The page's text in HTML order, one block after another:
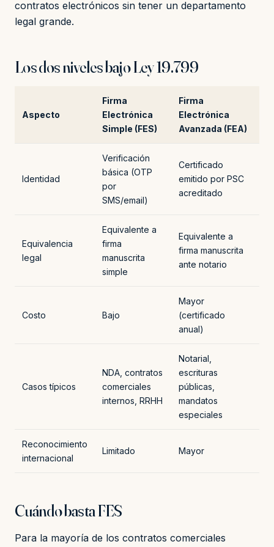
contratos electrónicos sin tener un departamento
legal grande.
Los dos niveles bajo Ley 19.799
Aspecto
Firma
Electrónica
Simple (FES)
Firma
Electrónica
Avanzada (FEA)
Identidad
Verificación
básica (OTP
por
SMS/email)
Certificado
emitido por PSC
acreditado
Equivalencia
legal
Equivalente a
firma
manuscrita
simple
Equivalente a
firma manuscrita
ante notario
Costo Bajo
Mayor
(certificado
anual)
Casos típicos
NDA, contratos
comerciales
internos, RRHH
Notarial,
escrituras
públicas,
mandatos
especiales
Reconocimiento
internacional
Limitado Mayor
Cuándo basta FES
Para la mayoría de los contratos comerciales